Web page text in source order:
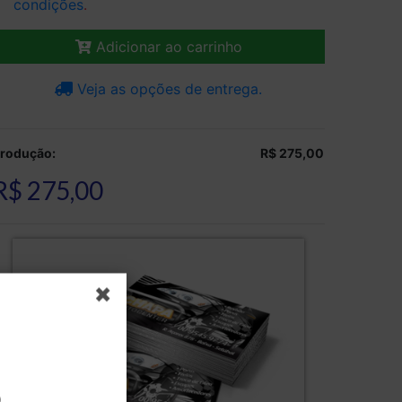
condições.
Adicionar ao carrinho
Veja as opções de entrega.
R$ 275,00
275,00